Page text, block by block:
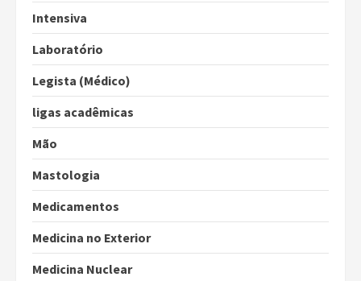
Intensiva
Laboratório
Legista (Médico)
ligas acadêmicas
Mão
Mastologia
Medicamentos
Medicina no Exterior
Medicina Nuclear